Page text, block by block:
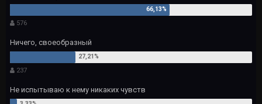
576
Ничего, своеобразный
237
Не испытываю к нему никаких чувств